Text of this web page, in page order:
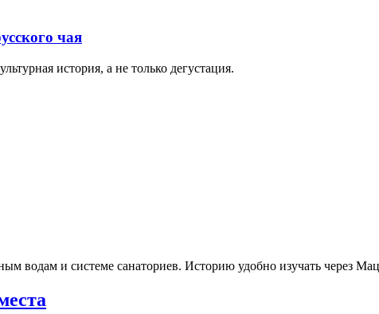
чая
история, а не только дегустация.
водам и системе санаториев. Историю удобно изучать через